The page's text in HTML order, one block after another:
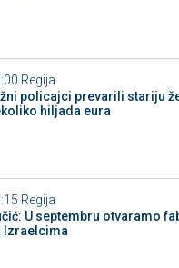
Regija
policajci prevarili stariju
hiljada eura
Regija
U septembru otvaramo
Izraelcima